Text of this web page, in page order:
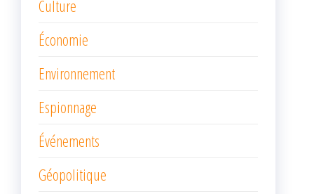
Culture
Économie
Environnement
Espionnage
Événements
Géopolitique